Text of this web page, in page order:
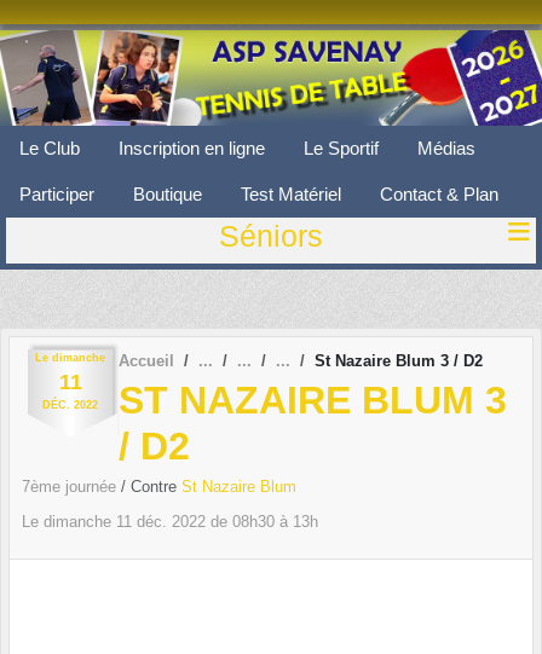
Le Club Inscription en ligne Le Sportif Médias
Participer Boutique Test Matériel Contact & Plan
Séniors
Le dimanche
11
DÉC. 2022
Accueil St Nazaire Blum 3 / D2
ST NAZAIRE BLUM 3
/ D2
7ème journée / Contre St Nazaire Blum
Le dimanche 11 déc. 2022 de 08h30 à 13h